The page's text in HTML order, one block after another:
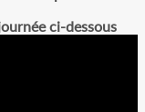
ci-dessous